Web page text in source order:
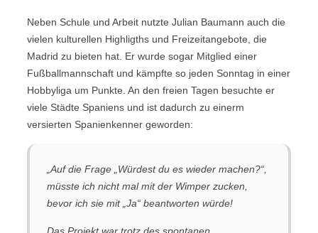
Neben Schule und Arbeit nutzte Julian Baumann auch die
vielen kulturellen Highligths und Freizeitangebote, die
Madrid zu bieten hat. Er wurde sogar Mitglied einer
Fußballmannschaft und kämpfte so jeden Sonntag in einer
Hobbyliga um Punkte. An den freien Tagen besuchte er
viele Städte Spaniens und ist dadurch zu einerm
versierten Spanienkenner geworden:
„Auf die Frage „Würdest du es wieder machen?“,
müsste ich nicht mal mit der Wimper zucken,
bevor ich sie mit „Ja“ beantworten würde!
Das Projekt war trotz des spontanen